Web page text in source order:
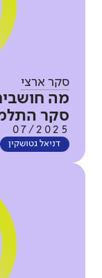
סקר ארצי
מה
סקר
07/2025
דניאל גטושקין